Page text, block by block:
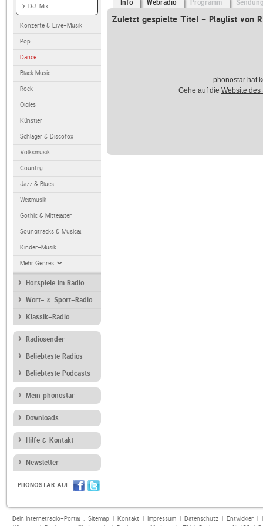
DJ-Mix
Konzerte & Live-Musik
Pop
Dance
Black Music
Rock
Oldies
Künstler
Schlager & Discofox
Volksmusik
Country
Jazz & Blues
Weltmusik
Gothic & Mittelalter
Soundtracks & Musical
Kinder-Musik
Mehr Genres
Hörspiele im Radio
Wort- & Sport-Radio
Klassik-Radio
Radiosender
Beliebteste Radios
Beliebteste Podcasts
Mein phonostar
Downloads
Hilfe & Kontakt
Newsletter
PHONOSTAR AUF
Info Webradio Programm
Zuletzt gespielte Titel - Playlist von
phonostar hat
Gehe auf die Website des
Dein Internetradio-Portal : Sitemap| Kontakt| Impressum| Datenschutz| Entwickler|